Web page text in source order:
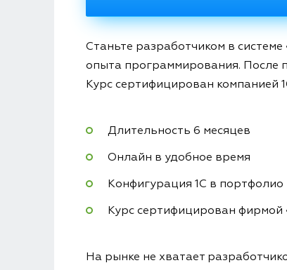
Станьте разработчиком в
опыта программирования. После
Курс сертифицирован компанией
Длительность 6 месяцев
Онлайн в удобное время
Конфигурация 1С в портфолио
Курс сертифицирован фирмой
На рынке не хватает